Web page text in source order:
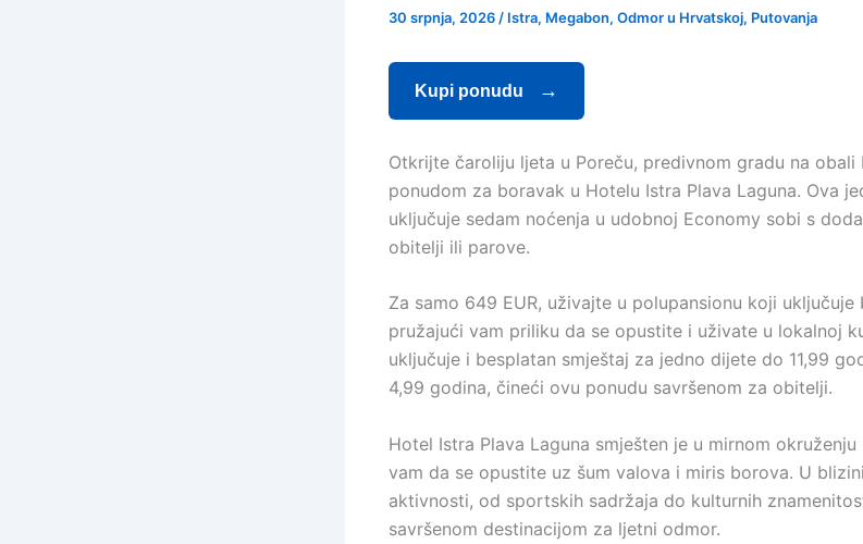
30 srpnja, 2026 / Istra, Megabon, Odmor u Hrvatskoj, Putovanja
Kupi ponudu
Otkrijte čaroliju ljeta u Poreču, predivnom gradu na obali
ponudom za boravak u Hotelu Istra Plava Laguna. Ova
uključuje sedam noćenja u udobnoj Economy sobi s
obitelji ili parove.
Za samo 649 EUR, uživajte u polupansionu koji
pružajući vam priliku da se opustite i uživate u lokalnoj
uključuje i besplatan smještaj za jedno dijete do 11,99
4,99 godina, čineći ovu ponudu savršenom za obitelji.
Hotel Istra Plava Laguna smješten je u mirnom
vam da se opustite uz šum valova i miris borova. U
aktivnosti, od sportskih sadržaja do kulturnih
savršenom destinacijom za ljetni odmor.